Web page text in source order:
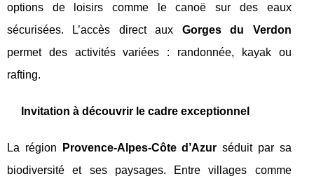
options de loisirs comme le canoë sur des eaux
sécurisées. L’accès direct aux Gorges du Verdon
permet des activités variées : randonnée, kayak ou
rafting.
Invitation à découvrir le cadre exceptionnel
La région Provence-Alpes-Côte d’Azur séduit par sa
biodiversité et ses paysages. Entre villages comme